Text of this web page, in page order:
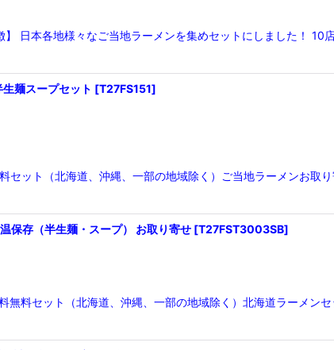
日本各地様々なご当地ラーメンを集めセットにしました！ 10
麺スープセット [T27FS151]
セット（北海道、沖縄、一部の地域除く）ご当地ラーメンお取
保存（半生麺・スープ） お取り寄せ [T27FST3003SB]
料セット（北海道、沖縄、一部の地域除く）北海道ラーメン